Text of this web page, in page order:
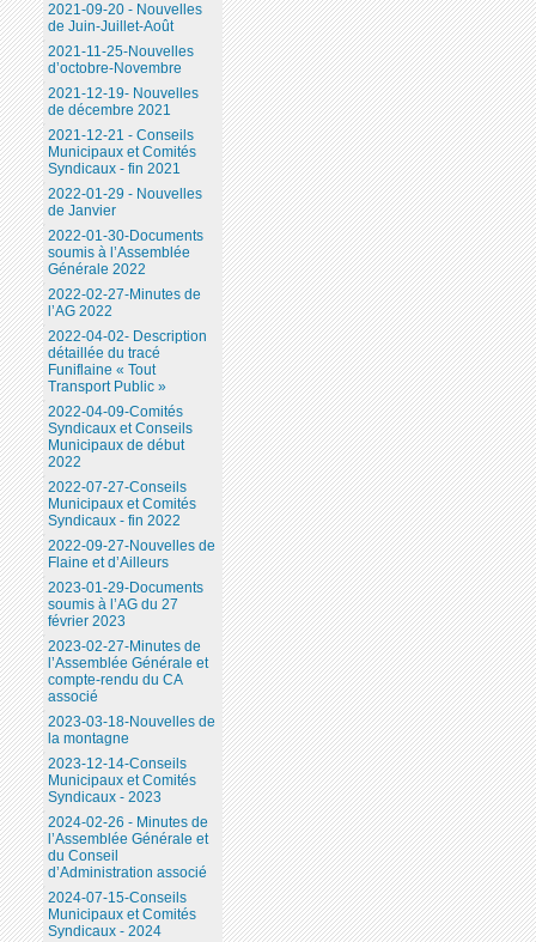
2021-09-20 - Nouvelles
de Juin-Juillet-Août
2021-11-25-Nouvelles
d’octobre-Novembre
2021-12-19- Nouvelles
de décembre 2021
2021-12-21 - Conseils
Municipaux et Comités
Syndicaux - fin 2021
2022-01-29 - Nouvelles
de Janvier
2022-01-30-Documents
soumis à l’Assemblée
Générale 2022
2022-02-27-Minutes de
l’AG 2022
2022-04-02- Description
détaillée du tracé
Funiflaine « Tout
Transport Public »
2022-04-09-Comités
Syndicaux et Conseils
Municipaux de début
2022
2022-07-27-Conseils
Municipaux et Comités
Syndicaux - fin 2022
2022-09-27-Nouvelles de
Flaine et d’Ailleurs
2023-01-29-Documents
soumis à l’AG du 27
février 2023
2023-02-27-Minutes de
l’Assemblée Générale et
compte-rendu du CA
associé
2023-03-18-Nouvelles de
la montagne
2023-12-14-Conseils
Municipaux et Comités
Syndicaux - 2023
2024-02-26 - Minutes de
l’Assemblée Générale et
du Conseil
d’Administration associé
2024-07-15-Conseils
Municipaux et Comités
Syndicaux - 2024